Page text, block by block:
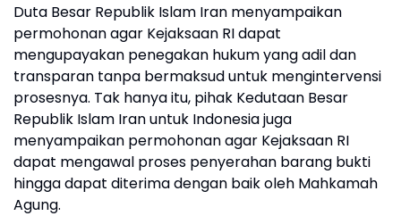
Duta Besar Republik Islam Iran menyampaikan
permohonan agar Kejaksaan RI dapat
mengupayakan penegakan hukum yang adil dan
transparan tanpa bermaksud untuk mengintervensi
prosesnya. Tak hanya itu, pihak Kedutaan Besar
Republik Islam Iran untuk Indonesia juga
menyampaikan permohonan agar Kejaksaan RI
dapat mengawal proses penyerahan barang bukti
hingga dapat diterima dengan baik oleh Mahkamah
Agung.